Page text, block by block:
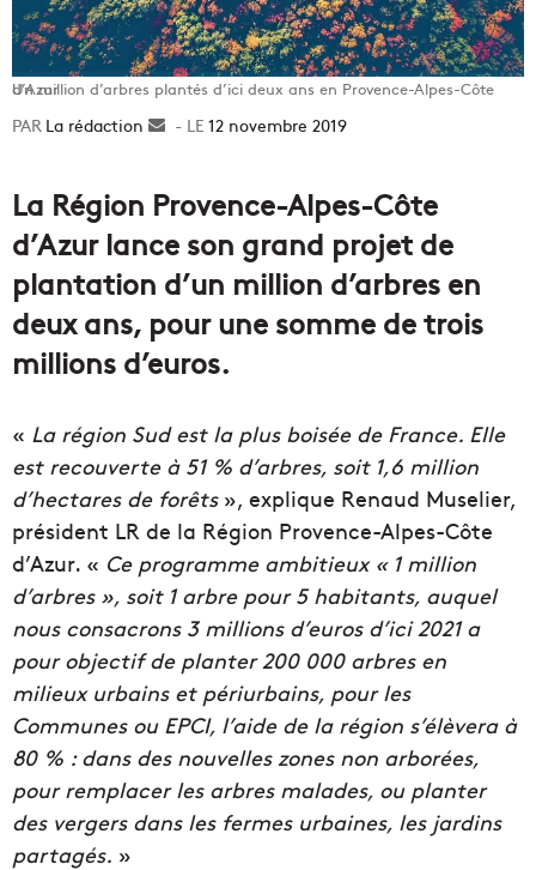
Un million d’arbres plantés d’ici deux ans en Provence-Alpes-Côte d’Azur
La rédaction
Envoyer12 novembre 2019
La Région Provence-Alpes-Côte
d’Azur lance son grand projet de
plantation d’un million d’arbres en
deux ans, pour une somme de trois
millions d’euros.
« La région Sud est la plus boisée de France. Elle
est recouverte à 51 % d’arbres, soit 1,6 million
d’hectares de forêts», explique Renaud Muselier,
président LR de la Région Provence-Alpes-Côte
d’Azur. « Ce programme ambitieux « 1 million
d’arbres », soit 1 arbre pour 5 habitants, auquel
nous consacrons 3 millions d’euros d’ici 2021 a
pour objectif de planter 200 000 arbres en
milieux urbains et périurbains, pour les
Communes ou EPCI, l’aide de la région s’élèvera à
80 % : dans des nouvelles zones non arborées,
pour remplacer les arbres malades, ou planter
des vergers dans les fermes urbaines, les jardins
partagés. »